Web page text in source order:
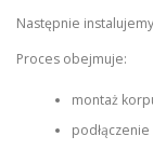
Następnie
Proces obejmuje:
montaż